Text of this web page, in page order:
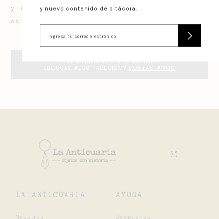
y terrazas de uso privado. Estas son fuentes de agua
de fierro fundido verde. Hay 6 unidades disponibles.
y nuevo contenido de bitácora.
LA ANTICUARIA
Nosotros
AYUDA
Despachos